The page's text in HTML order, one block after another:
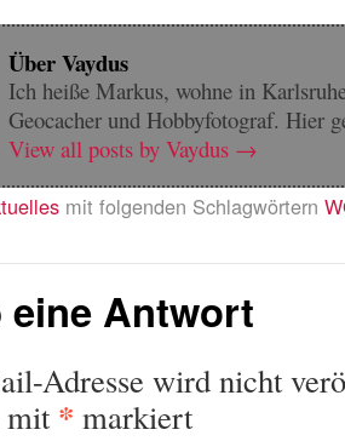
Über Vaydus
Ich heiße Markus, wohne in
Geocacher und Hobbyfotograf. Hier
View all posts by Vaydus →
mit folgenden Schlagwörtern
eine Antwort
Adresse wird nicht
mit * markiert